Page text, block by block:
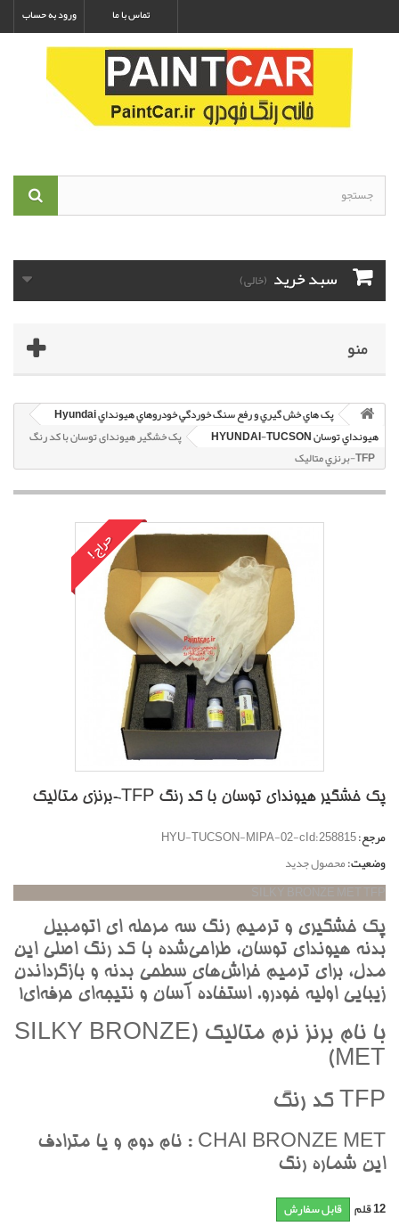
ورود به حساب تماس با ما
سبد خرید (خالی)
منو
پک هاي خش گيري و رفع سنگ خوردگي خودروهاي هيونداي Hyundai
هيونداي توسان HYUNDAI-TUCSON
پک خشگير هیوندای توسان با کد رنگ
TFP-برنزي متاليک
حراج!
پک خشگير هیوندای توسان با کد رنگ TFP-برنزي متاليک
مرجع:HYU-TUCSON-MIPA-02-cId:258815
وضعیت:محصول جدید
SILKY BRONZE MET TFP
پک خشگيري و ترميم رنگ سه مرحله اي اتومبيل
بدنه هيونداي توسان، طراحي‌شده با کد رنگ اصلي اين
مدل، براي ترميم خراش‌هاي سطحي بدنه و بازگرداندن
زيبايي اوليه خودرو. استفاده آسان و نتيجه‌اي حرفه‌اي!
با نام برنز نرم متاليک (SILKY BRONZE
MET)
TFP کد رنگ
CHAI BRONZE MET : نام دوم و يا مترادف
اين شماره رنگ
12قلم قابل سفارش